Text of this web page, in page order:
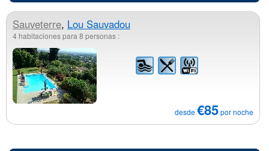
Sauveterre, Lou Sauvadou
4 habitaciones para 8 personas :
desde€85por noche